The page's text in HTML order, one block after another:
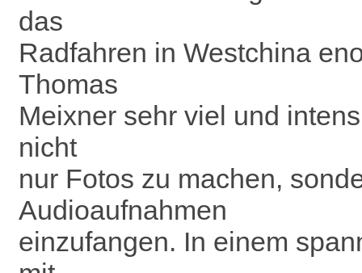
das
Radfahren in Westchina
Thomas
Meixner sehr viel und
nicht
nur Fotos zu machen,
Audioaufnahmen
einzufangen. In einem